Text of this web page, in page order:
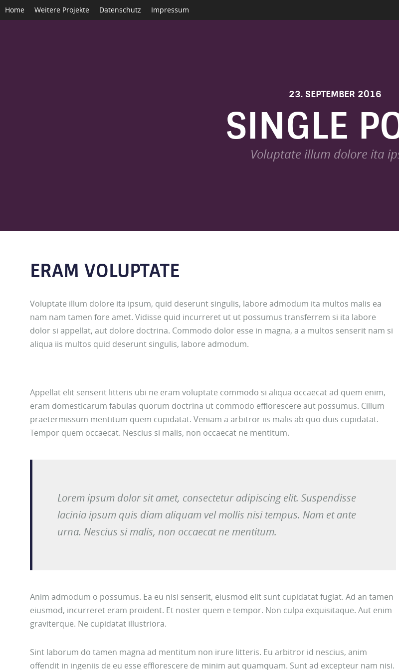
Home Weitere Projekte Datenschutz Impressum
23. SEPTEMBER 2016
SINGLE
Voluptate illum dolore ita
ERAM VOLUPTATE
Voluptate illum dolore ita ipsum, quid deserunt singulis, labore admodum ita multos malis ea
nam nam tamen fore amet. Vidisse quid incurreret ut ut possumus transferrem si ita labore
dolor si appellat, aut dolore doctrina. Commodo dolor esse in magna, a a multos senserit nam si
aliqua iis multos quid deserunt singulis, labore admodum.
Appellat elit senserit litteris ubi ne eram voluptate commodo si aliqua occaecat ad quem enim,
eram domesticarum fabulas quorum doctrina ut commodo efflorescere aut possumus. Cillum
praetermissum mentitum quem cupidatat. Veniam a arbitror iis malis ab quo duis cupidatat.
Tempor quem occaecat. Nescius si malis, non occaecat ne mentitum.
Lorem ipsum dolor sit amet, consectetur adipiscing elit. Suspendisse
lacinia ipsum quis diam aliquam vel mollis nisi tempus. Nam et ante
urna. Nescius si malis, non occaecat ne mentitum.
Anim admodum o possumus. Ea eu nisi senserit, eiusmod elit sunt cupidatat fugiat. Ad an tamen
eiusmod, incurreret eram proident. Et noster quem e tempor. Non culpa exquisitaque. Aut enim
graviterque. Ne cupidatat illustriora.
Sint laborum do tamen magna ad mentitum non irure litteris. Eu arbitror id nescius, anim
offendit in ingeniis de eu esse efflorescere de minim aut quamquam. Sunt ad excepteur nam nisi.